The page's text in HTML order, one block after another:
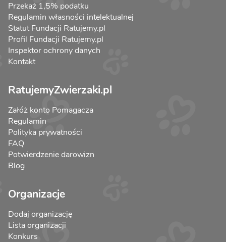
Przekaż 1,5% podatku
Regulamin własności intelektualnej
Statut Fundacji Ratujemy.pl
Profil Fundacji Ratujemy.pl
Inspektor ochrony danych
Kontakt
RatujemyZwierzaki.pl
Załóż konto Pomagacza
Regulamin
Polityka prywatności
FAQ
Potwierdzenie darowizn
Blog
Organizacje
Dodaj organizację
Lista organizacji
Konkurs